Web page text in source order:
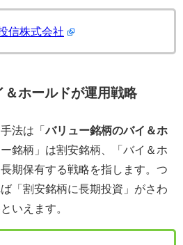
信株式会社
＆ホールドが運用戦略
法は「 バリュー銘柄のバイ＆ホ
銘柄」は割安銘柄、「バイ＆ホ
期保有する戦略を指します。つ
「割安銘柄に長期投資」がさわ
いえます。